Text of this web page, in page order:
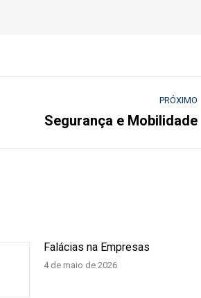
PRÓXIMO
Segurança e Mobilidade
Falácias na Empresas
4 de maio de 2026